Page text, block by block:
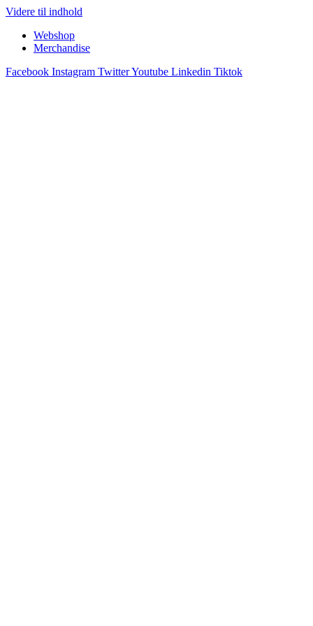
Videre til indhold
Webshop
Merchandise
Facebook Instagram TwitterYoutube Linkedin Tiktok